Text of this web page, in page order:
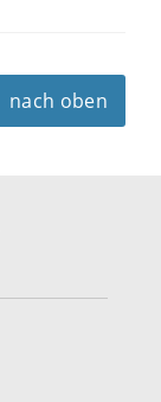
nach oben